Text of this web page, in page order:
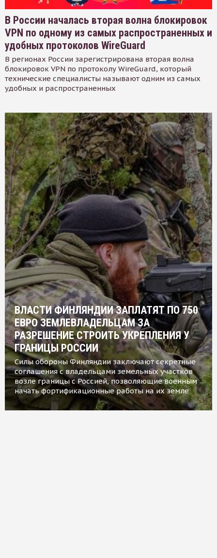
В России началась вторая волна блокировок
VPN по одному из самых распространенных и
удобных протоколов WireGuard
В регионах России зарегистрирована вторая волна
блокировок VPN по протоколу WireGuard, который
технические специалисты называют одним из самых
удобных и распространенных
ВЛАСТИ ФИНЛЯНДИИ ЗАПЛАТЯТ ПО 750
ЕВРО ЗЕМЛЕВЛАДЕЛЬЦАМ ЗА
РАЗРЕШЕНИЕ СТРОИТЬ УКРЕПЛЕНИЯ У
ГРАНИЦЫ РОССИИ
Силы обороны Финляндии заключают секретные
соглашения с владельцами земельных участков
возле границы с Россией, позволяющие военным
начать фортификационные работы на их земле